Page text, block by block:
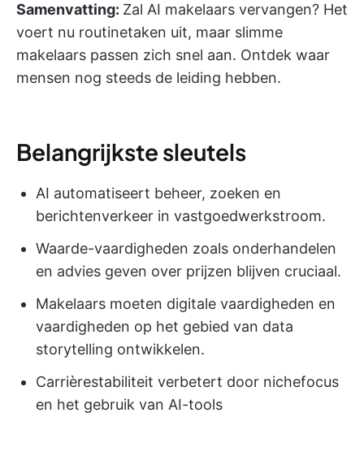
Samenvatting: Zal AI makelaars vervangen? Het
voert nu routinetaken uit, maar slimme
makelaars passen zich snel aan. Ontdek waar
mensen nog steeds de leiding hebben.
Belangrijkste sleutels
AI automatiseert beheer, zoeken en
berichtenverkeer in vastgoedwerkstroom.
Waarde-vaardigheden zoals onderhandelen
en advies geven over prijzen blijven cruciaal.
Makelaars moeten digitale vaardigheden en
vaardigheden op het gebied van data
storytelling ontwikkelen.
Carrièrestabiliteit verbetert door nichefocus
en het gebruik van AI-tools